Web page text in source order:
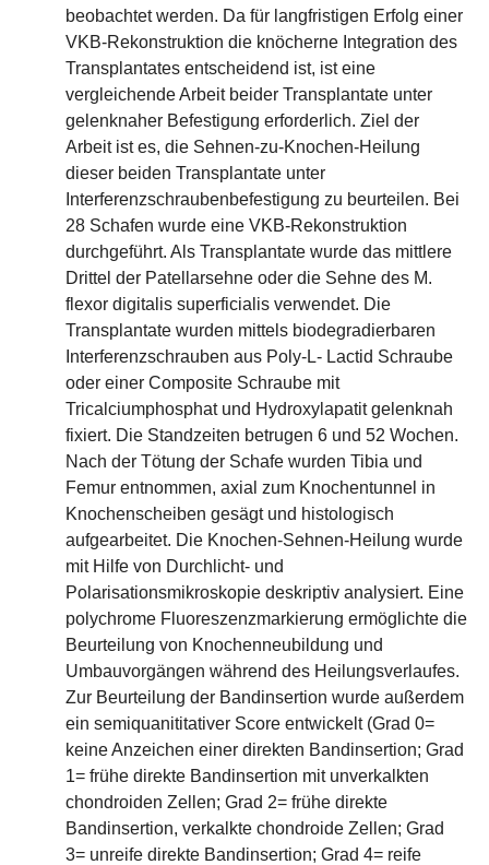
beobachtet werden. Da für langfristigen Erfolg einer
VKB-Rekonstruktion die knöcherne Integration des
Transplantates entscheidend ist, ist eine
vergleichende Arbeit beider Transplantate unter
gelenknaher Befestigung erforderlich. Ziel der
Arbeit ist es, die Sehnen-zu-Knochen-Heilung
dieser beiden Transplantate unter
Interferenzschraubenbefestigung zu beurteilen. Bei
28 Schafen wurde eine VKB-Rekonstruktion
durchgeführt. Als Transplantate wurde das mittlere
Drittel der Patellarsehne oder die Sehne des M.
flexor digitalis superficialis verwendet. Die
Transplantate wurden mittels biodegradierbaren
Interferenzschrauben aus Poly-L- Lactid Schraube
oder einer Composite Schraube mit
Tricalciumphosphat und Hydroxylapatit gelenknah
fixiert. Die Standzeiten betrugen 6 und 52 Wochen.
Nach der Tötung der Schafe wurden Tibia und
Femur entnommen, axial zum Knochentunnel in
Knochenscheiben gesägt und histologisch
aufgearbeitet. Die Knochen-Sehnen-Heilung wurde
mit Hilfe von Durchlicht- und
Polarisationsmikroskopie deskriptiv analysiert. Eine
polychrome Fluoreszenzmarkierung ermöglichte die
Beurteilung von Knochenneubildung und
Umbauvorgängen während des Heilungsverlaufes.
Zur Beurteilung der Bandinsertion wurde außerdem
ein semiquanititativer Score entwickelt (Grad 0=
keine Anzeichen einer direkten Bandinsertion; Grad
1= frühe direkte Bandinsertion mit unverkalkten
chondroiden Zellen; Grad 2= frühe direkte
Bandinsertion, verkalkte chondroide Zellen; Grad
3= unreife direkte Bandinsertion; Grad 4= reife